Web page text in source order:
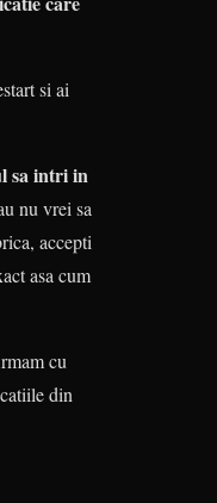
si ai
sa intri in
nu vrei sa
accepti
asa cum
cu
din